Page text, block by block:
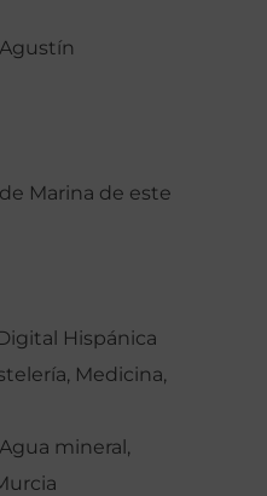
Marina de este
Hispánica
Medicina,
mineral,